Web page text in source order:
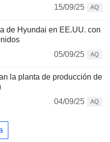
15/09/25
AQ
de Hyundai en EE.UU. con
05/09/25
AQ
la planta de producción de
04/09/25
AQ